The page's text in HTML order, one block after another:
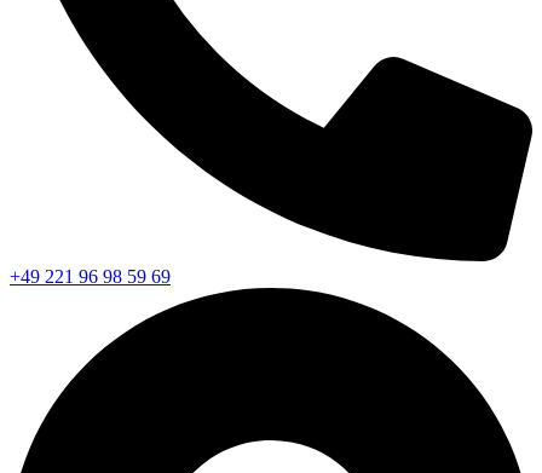
+49 221 96 98 59 69